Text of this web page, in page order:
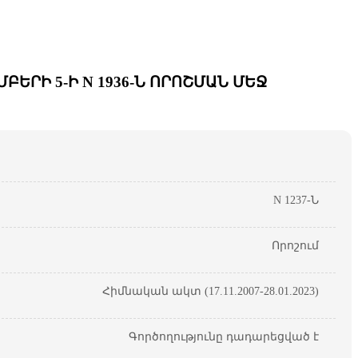
5-Ի N 1936-Ն ՈՐՈՇՄԱՆ ՄԵՋ
N 1237-Ն
Որոշում
Հիմնական ակտ (17.11.2007-28.01.2023)
Գործողությունը դադարեցված է